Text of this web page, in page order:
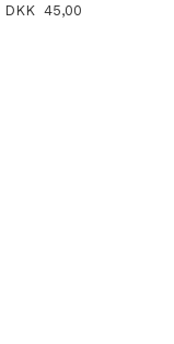
DKK 45,00